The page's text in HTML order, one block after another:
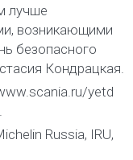
лучше
возникающими
безопасного
Кондрацкая.
yetd
Russia, IRU,